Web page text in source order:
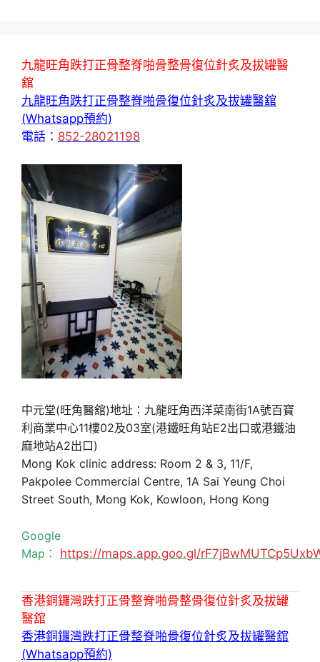
九龍旺角跌打正骨整脊啪骨整骨復位針炙及拔罐醫
舘
九龍旺角跌打正骨整脊啪骨復位針炙及拔罐醫舘
(Whatsapp預約)
電話： 852-28021198
中元堂(旺角醫舘)地址：九龍旺角西洋菜南街1A號百寶
利商業中心11樓02及03室(港鐵旺角站E2出口或港鐵油
麻地站A2出口)
Mong Kok clinic address: Room 2 & 3, 11/F,
Pakpolee Commercial Centre, 1A Sai Yeung Choi
Street South, Mong Kok, Kowloon, Hong Kong
Google
Map： https://maps.app.goo.gl/
香港銅鑼灣跌打正骨整脊啪骨整骨復位針炙及拔罐
醫舘
香港銅鑼灣跌打正骨整脊啪骨復位針炙及拔罐醫舘
(Whatsapp預約)